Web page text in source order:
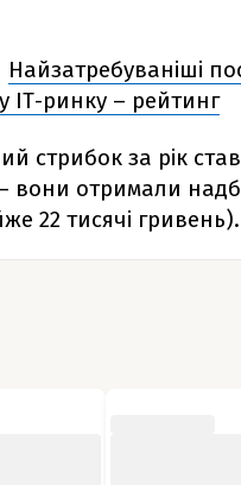
Найзатребуваніші
IT-ринку – рейтинг
стрибок за рік
вони отримали
22 тисячі гривень).